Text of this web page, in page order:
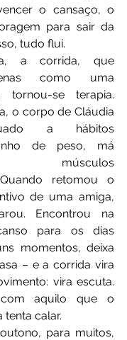
o cansaço, o
para sair da
tudo flui.
como uma
tornou-se terapia.
o corpo de Cláudia
a hábitos
de peso, má
músculos
retomou o
de uma amiga,
Encontrou na
para os dias
momentos, deixa
– e a corrida vira
vira escuta.
aquilo que o
tenta calar.